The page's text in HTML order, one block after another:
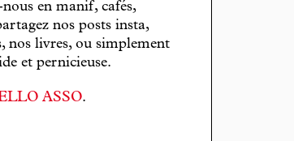
en manif, cafés,
nos posts insta,
nos livres, ou simplement
et pernicieuse.
ASSO.